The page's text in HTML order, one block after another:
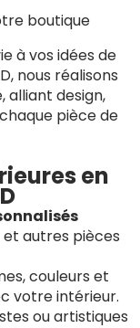
boutique
à vos idées de
nous réalisons
alliant design,
pièce de
en
autres pièces
couleurs et
votre intérieur.
ou artistiques